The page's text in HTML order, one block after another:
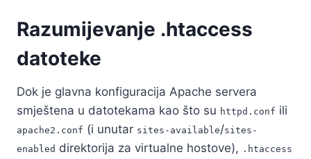
Razumijevanje .htaccess
datoteke
Dok je glavna konfiguracija Apache servera
smještena u datotekama kao što su httpd.conf ili
apache2.conf (i unutar sites-available/sites-
enabled direktorija za virtualne hostove), .htaccess